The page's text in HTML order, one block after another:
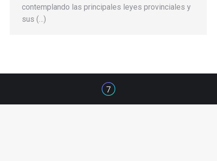
contemplando las principales leyes provinciales y
sus (…)